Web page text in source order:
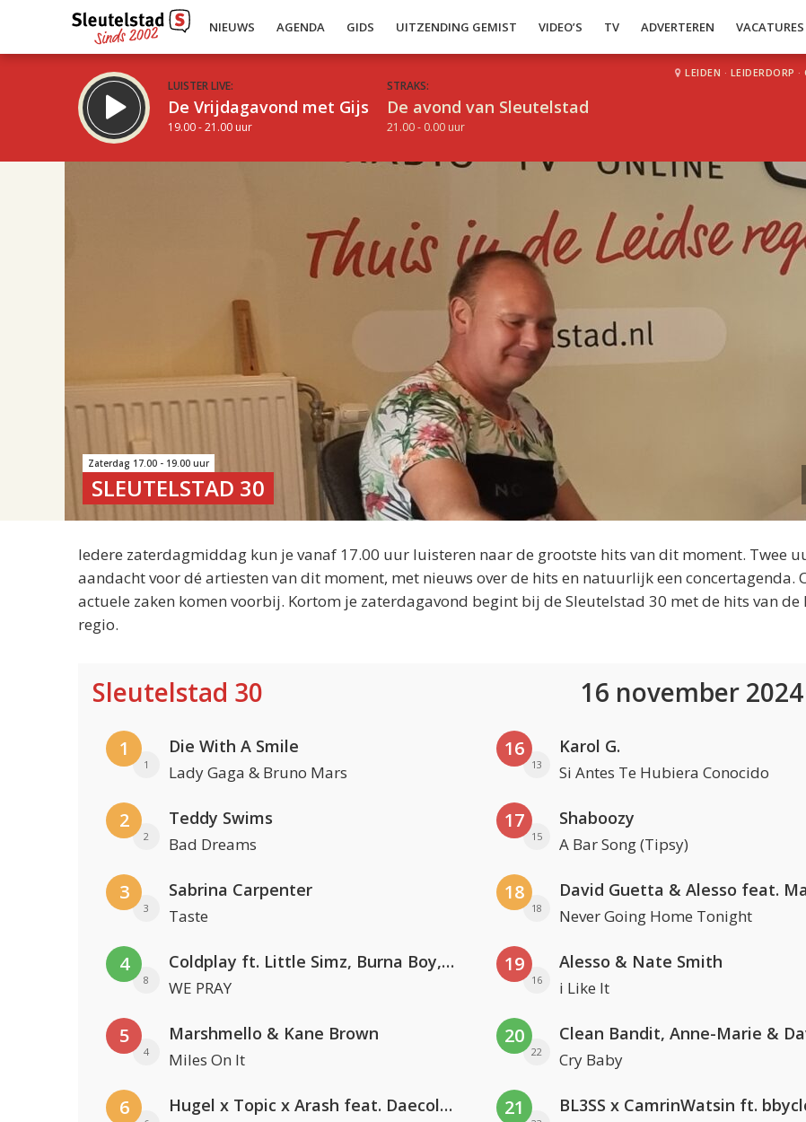
NIEUWS AGENDA GIDS UITZENDING GEMIST VIDEO’S TV ADVERTEREN VACATURES
LUISTER LIVE:
De Vrijdagavond met Gijs
19.00 - 21.00 uur
STRAKS:
De avond van Sleutelstad
21.00 - 0.00 uur
LEIDEN · LEIDERDORP ·
Zaterdag 17.00 - 19.00 uur
SLEUTELSTAD 30
Iedere zaterdagmiddag kun je vanaf 17.00 uur luisteren naar de grootste hits van dit moment. Twee
aandacht voor dé artiesten van dit moment, met nieuws over de hits en natuurlijk een concertagenda.
actuele zaken komen voorbij. Kortom je zaterdagavond begint bij de Sleutelstad 30 met de hits van de
regio.
Sleutelstad 30 16 november 2024
1
1
Die With A Smile
Lady Gaga & Bruno Mars
2
2
Teddy Swims
Bad Dreams
3
3
Sabrina Carpenter
Taste
4
8
Coldplay ft. Little Simz, Burna Boy, Elyanna & Tini
WE PRAY
5
4
Marshmello & Kane Brown
Miles On It
6 Hugel x Topic x Arash feat. Daecolm
16
13
Karol G.
Si Antes Te Hubiera Conocido
17
15
Shaboozy
A Bar Song (Tipsy)
18
18 Never Going Home Tonight
19
16
Alesso & Nate Smith
i Like It
20
22 Cry Baby
21 BL3SS x CamrinWatsin ft.